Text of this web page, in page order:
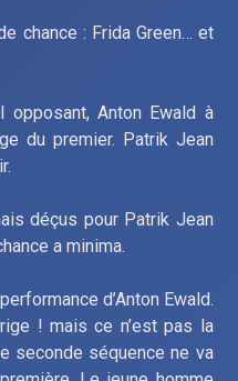
chance : Frida Green… et
Anton Ewald à
du premier. Patrik Jean
déçus pour Patrik Jean
a minima.
d’Anton Ewald.
! mais ce n’est pas la
seconde séquence ne va